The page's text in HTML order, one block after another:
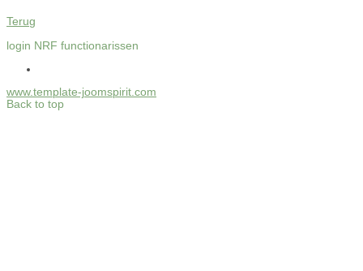
Terug
login NRF functionarissen
www.template-joomspirit.com
Back to top